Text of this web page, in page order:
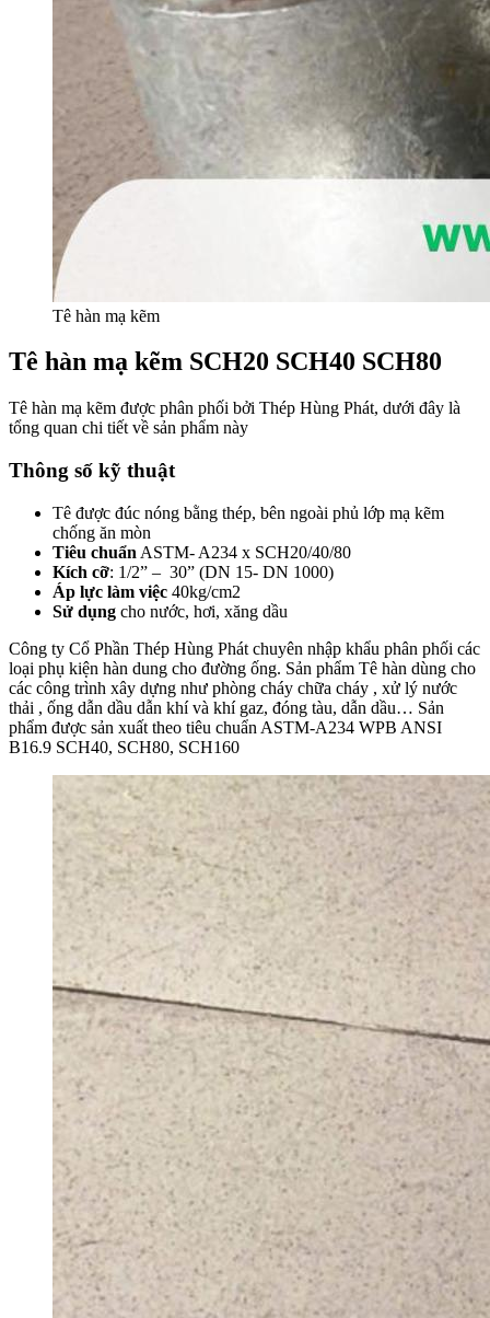
Tê hàn mạ kẽm
Tê hàn mạ kẽm SCH20 SCH40 SCH80
Tê hàn mạ kẽm được phân phối bởi Thép Hùng Phát, dưới đây là
tổng quan chi tiết về sản phẩm này
Thông số kỹ thuật
Tê được đúc nóng bằng thép, bên ngoài phủ lớp mạ kẽm
chống ăn mòn
Tiêu chuẩn ASTM- A234 x SCH20/40/80
Kích cỡ: 1/2” – 30” (DN 15- DN 1000)
Áp lực làm việc 40kg/cm2
Sử dụng cho nước, hơi, xăng dầu
Công ty Cổ Phần Thép Hùng Phát chuyên nhập khẩu phân phối các
loại phụ kiện hàn dung cho đường ống. Sản phẩm Tê hàn dùng cho
các công trình xây dựng như phòng cháy chữa cháy , xử lý nước
thải , ống dẫn dầu dẫn khí và khí gaz, đóng tàu, dẫn dầu… Sản
phẩm được sản xuất theo tiêu chuẩn ASTM-A234 WPB ANSI
B16.9 SCH40, SCH80, SCH160